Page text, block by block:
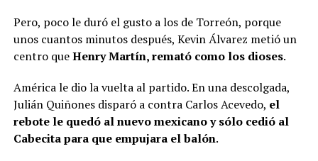
Pero, poco le duró el gusto a los de Torreón, porque
unos cuantos minutos después, Kevin Álvarez metió un
centro queHenry Martín, remató como los dioses.
América le dio la vuelta al partido. En una descolgada,
Julián Quiñones disparó a contra Carlos Acevedo, el
rebote le quedó al nuevo mexicano y sólo cedió al
Cabecita para que empujara el balón.